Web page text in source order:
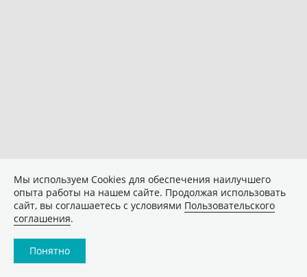
Мы используем Сookies для обеспечения наилучшего
опыта работы на нашем сайте. Продолжая использовать
сайт, вы соглашаетесь с условиями Пользовательского
соглашения.
Понятно